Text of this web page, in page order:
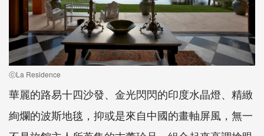
ⓒLa Residence
華麗的路易十四沙發、金光閃閃的印度水晶燈、精緻
絢爛的波斯地毯，抑或是來自中國的畫軸屏風，無一